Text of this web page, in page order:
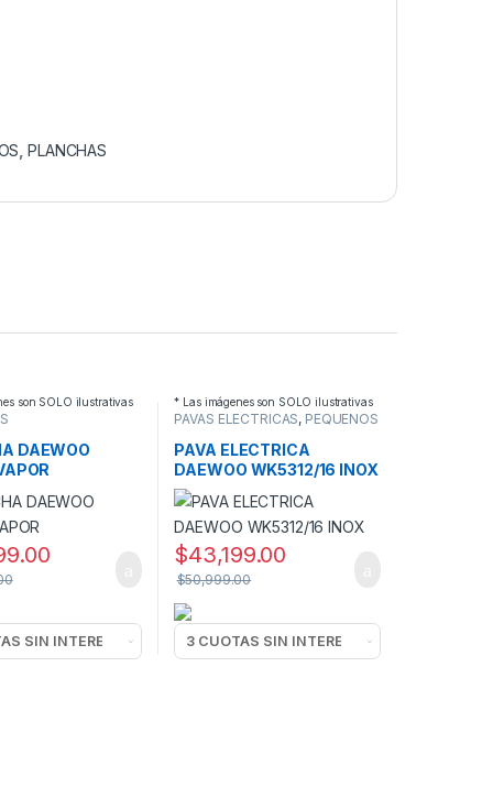
,PLANCHAS
son SOLO ilustrativas
DAEWOO
* Las imágenes son SOLO ilustrativas
PAVAS ELECTRICAS, PEQUEÑOS
PAVA ELECTRICA
DAEWOO WK5312/16 INOX
$43,199.00
$50,999.00